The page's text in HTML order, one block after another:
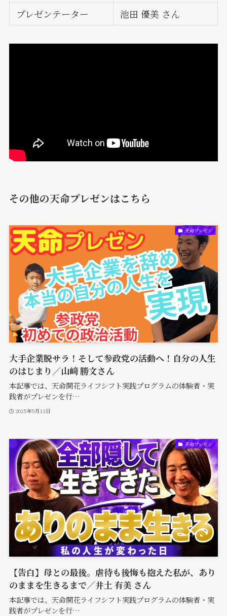
プレゼンテーター
池田 優美 さん
その他の天命プレゼンはこちら
天命プレゼン
大手企業脱サラ！そして参政党の活動へ！自分の人生
のはじまり／山﨑 勝文さん
本記事では、天命開花ライフシフト実践プログラムの体験者・実
践者がプレゼンを行…
2025年5月12日
天命プレゼン
【告白】母との最後。虐待も後悔も抱えた私が、あり
のままを生きるまで／井土 有美 さん
本記事では、天命開花ライフシフト実践プログラムの体験者・実
践者がプレゼンを行…